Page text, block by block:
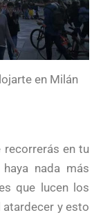
en Milán
recorrerás en tu
nada más
que lucen los
atardecer y esto